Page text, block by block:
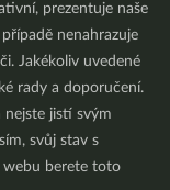
prezentuje naše
nenahrazuje
Jakékoliv uvedené
rady a doporučení.
nejste jistí svým
svůj stav s
webu berete toto